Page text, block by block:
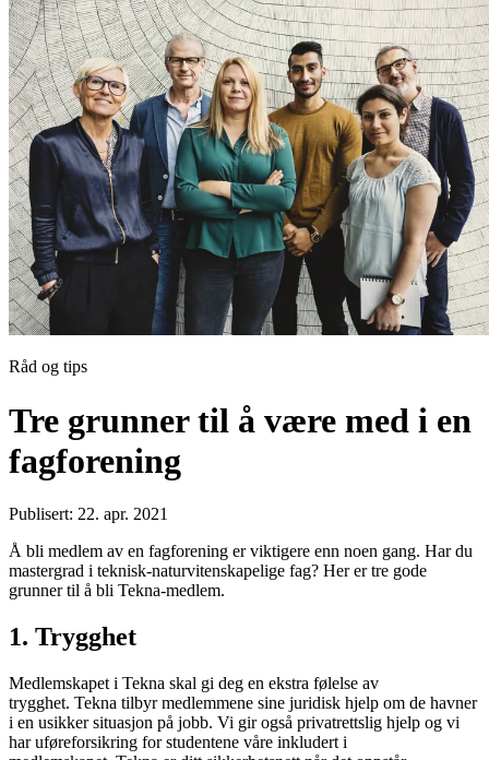
Råd og tips
Tre grunner til å være med i en
fagforening
Publisert: 22. apr. 2021
Å bli medlem av en fagforening er viktigere enn noen gang. Har du
mastergrad i teknisk-naturvitenskapelige fag? Her er tre gode
grunner til å bli Tekna-medlem.
1. Trygghet
Medlemskapet i Tekna skal gi deg en ekstra følelse av
trygghet. Tekna tilbyr medlemmene sine juridisk hjelp om de havner
i en usikker situasjon på jobb. Vi gir også privatrettslig hjelp og vi
har uføreforsikring for studentene våre inkludert i